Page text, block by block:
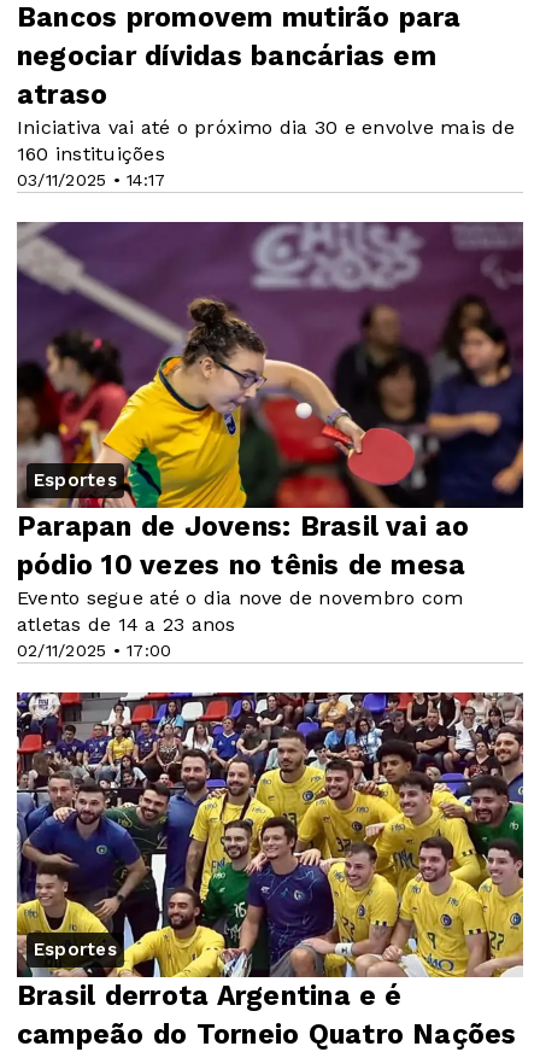
03/11/2025 • 14:17
Bancos promovem mutirão para
negociar dívidas bancárias em
atraso
Iniciativa vai até o próximo dia 30 e envolve mais de
160 instituições
Esportes
02/11/2025 • 17:00
Parapan de Jovens: Brasil vai ao
pódio 10 vezes no tênis de mesa
Evento segue até o dia nove de novembro com
atletas de 14 a 23 anos
Esportes
Brasil derrota Argentina e é
campeão do Torneio Quatro Nações